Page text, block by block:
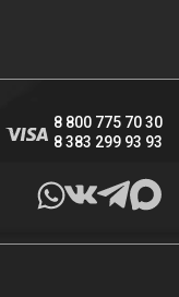
8 800 775 70 30
8 383 299 93 93